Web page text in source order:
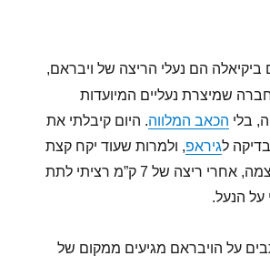
ביקיאלה הם נעלי הריצה של ויבראם,
שמיצרת נעליים המיועדות
בלי הכאב המלווה. היום קיבלתי את
לגיראפ, ולמרות שעוד יקח קצת
זמן על הביקורת עצמה, אחרי ריצה של 7 ק”מ רציתי לתת
על הנעל.
על הויבראם מגיעים ממקום של